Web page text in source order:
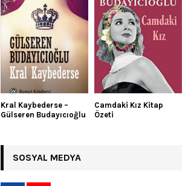
Kral Kaybederse –
Gülseren Budayıcıoğlu
Camdaki Kız Kitap
Özeti
SOSYAL MEDYA